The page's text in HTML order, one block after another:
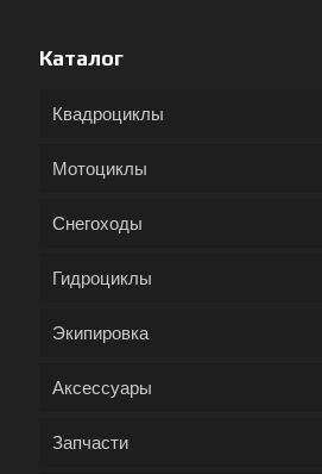
Каталог
Квадроциклы
Мотоциклы
Снегоходы
Гидроциклы
Экипировка
Аксессуары
Запчасти